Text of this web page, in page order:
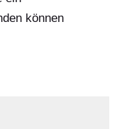
können